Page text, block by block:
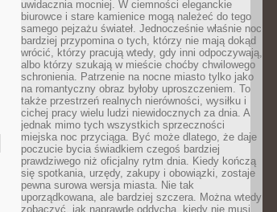
uwidacznia mocniej. W ciemności eleganckie
biurowce i stare kamienice mogą należeć do tego
samego pejzażu świateł. Jednocześnie właśnie noc
bardziej przypomina o tych, którzy nie mają dokąd
wrócić, którzy pracują wtedy, gdy inni odpoczywają,
albo którzy szukają w mieście choćby chwilowego
schronienia. Patrzenie na nocne miasto tylko jako
na romantyczny obraz byłoby uproszczeniem. To
także przestrzeń realnych nierówności, wysiłku i
cichej pracy wielu ludzi niewidocznych za dnia. A
jednak mimo tych wszystkich sprzeczności
miejska noc przyciąga. Być może dlatego, że daje
poczucie bycia świadkiem czegoś bardziej
prawdziwego niż oficjalny rytm dnia. Kiedy kończą
się spotkania, urzędy, zakupy i obowiązki, zostaje
pewna surowa wersja miasta. Nie tak
uporządkowana, ale bardziej szczera. Można wtedy
zobaczyć, jak naprawdę oddycha, kiedy nie musi